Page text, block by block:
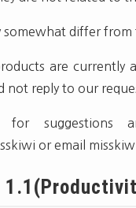
somewhat differ from
are
not reply to our
for suggestions
or email